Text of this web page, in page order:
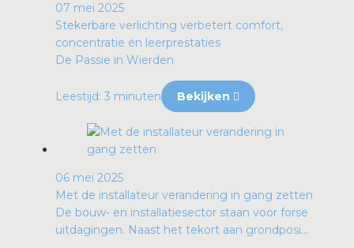
07 mei 2025
Stekerbare verlichting verbetert comfort,
concentratie én leerprestaties
De Passie in Wierden
Leestijd: 3 minuten Bekijken
06 mei 2025
Met de installateur verandering in gang zetten
De bouw- en installatiesector staan voor forse
uitdagingen. Naast het tekort aan grondposi...